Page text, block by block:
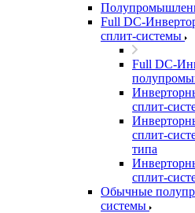
Full DC-
сплит-системы
Full DC-
сплит-
сплит-
типа
сплит-
Обычные
системы